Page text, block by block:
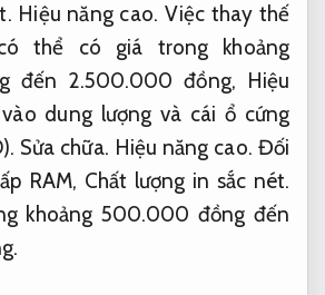
Hiệu năng cao. Việc thay thế
thể có giá trong khoảng
đến 2.500.000 đồng, Hiệu
dung lượng và cái ổ cứng
Sửa chữa. Hiệu năng cao. Đối
RAM, Chất lượng in sắc nét.
khoảng 500.000 đồng đến